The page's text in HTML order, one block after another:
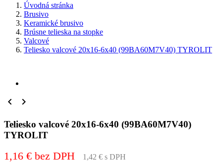
Úvodná stránka
Brusivo
Keramické brusivo
Brúsne telieska na stopke
Valcové
Teliesko valcové 20x16-6x40 (99BA60M7V40) TYROLIT
 
Teliesko valcové 20x16-6x40 (99BA60M7V40)
TYROLIT
1,16 € bez DPH 1,42 € s DPH